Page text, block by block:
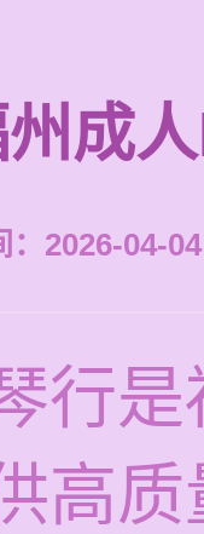
成
：2026-04-
行
高